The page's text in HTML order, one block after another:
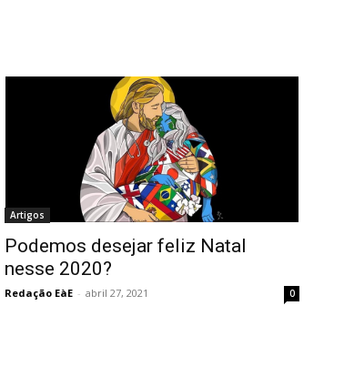
Artigos
Podemos desejar feliz Natal
nesse 2020?
Redação EàE - abril 27, 2021 0